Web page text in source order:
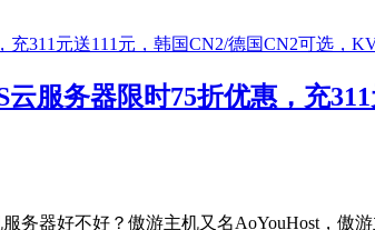
服务器限时75折优惠，充
器好不好？傲游主机又名AoYouHost，傲